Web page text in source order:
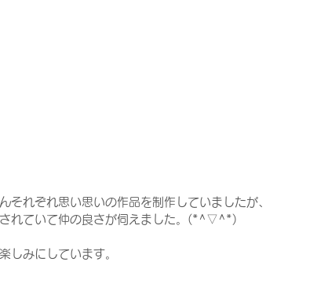
それぞれ思い思いの作品を制作していましたが、
れていて仲の良さが伺えました。(*^▽^*)
しみにしています。